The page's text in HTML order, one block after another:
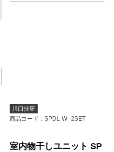
川口技研
商品コード ：SPDL-W--2SET
室内物干しユニット SP